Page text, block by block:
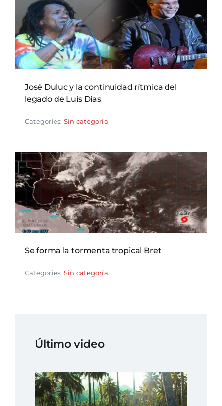
José Duluc y la continuidad rítmica del
legado de Luis Días
Categories: Sin categoría
Se forma la tormenta tropical Bret
Categories: Sin categoría
Último video